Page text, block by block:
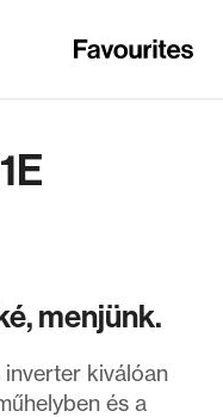
menjünk.
kiválóan
és a